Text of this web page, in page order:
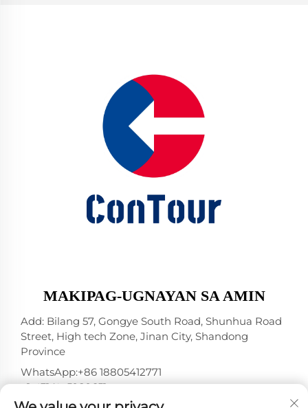
MAKIPAG-UGNAYAN SA AMIN
Add: Bilang 57, Gongye South Road, Shunhua Road
Street, High tech Zone, Jinan City, Shandong
Province
WhatsApp:+86 18805412771
+1（314）5989651